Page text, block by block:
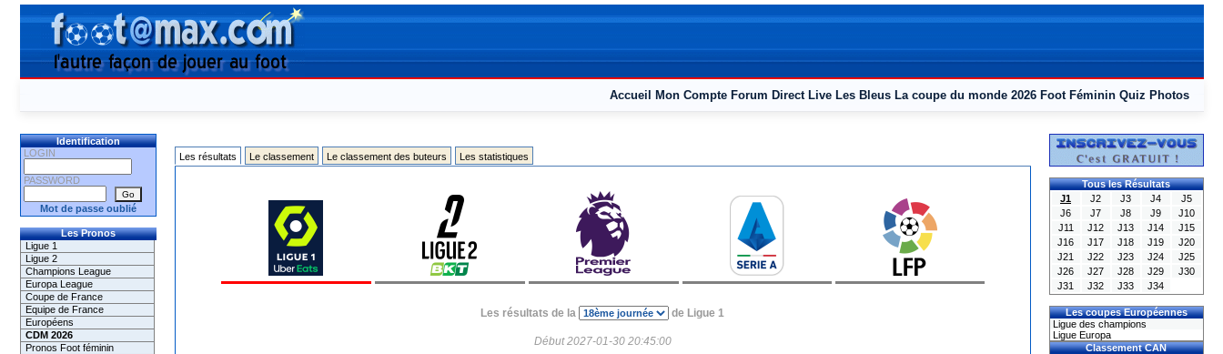
Accueil Mon Compte Forum Direct Live Les Bleus La coupe du monde 2026 Foot Féminin Quiz Photos
Identification
LOGIN
PASSWORD
Mot de passe oublié
Les Pronos
Ligue 1
Ligue 2
Champions League
Europa League
Coupe de France
Equipe de France
Européens
CDM 2026
Pronos Foot féminin
Les résultats Le classement Le classement des buteurs Les statistiques
Les résultats de la de Ligue 1
Début 2027-01-30 20:45:00
Tous les Résultats
J1
J2 J3 J4
J5
J6
J7 J8 J9
J10
J11
J12 J13 J14
J15
J16
J17 J18 J19
J20
J21
J22 J23 J24
J25
J26
J27 J28 J29
J30
J31
J32 J33 J34
Les coupes Européennes
Ligue des champions
Ligue Europa
Classement CAN